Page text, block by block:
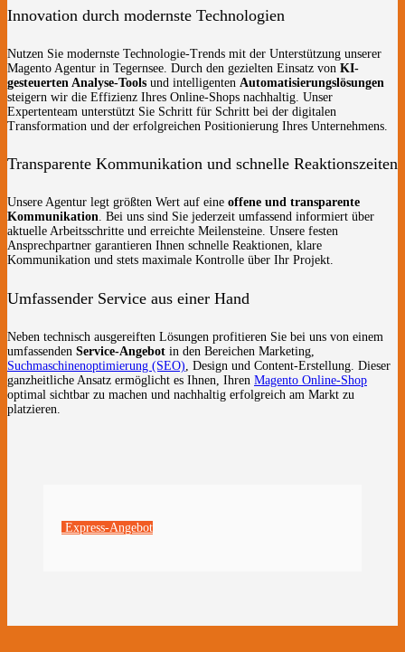
Innovation durch modernste Technologien
Nutzen Sie modernste Technologie-Trends mit der Unterstützung unserer
Magento Agentur in Tegernsee. Durch den gezielten Einsatz von KI-
gesteuerten Analyse-Tools und intelligenten Automatisierungslösungen
steigern wir die Effizienz Ihres Online-Shops nachhaltig. Unser
Expertenteam unterstützt Sie Schritt für Schritt bei der digitalen
Transformation und der erfolgreichen Positionierung Ihres Unternehmens.
Transparente Kommunikation und schnelle Reaktionszeiten
Unsere Agentur legt größten Wert auf eine offene und transparente
Kommunikation. Bei uns sind Sie jederzeit umfassend informiert über
aktuelle Arbeitsschritte und erreichte Meilensteine. Unsere festen
Ansprechpartner garantieren Ihnen schnelle Reaktionen, klare
Kommunikation und stets maximale Kontrolle über Ihr Projekt.
Umfassender Service aus einer Hand
Neben technisch ausgereiften Lösungen profitieren Sie bei uns von einem
umfassenden Service-Angebot in den Bereichen Marketing,
Suchmaschinenoptimierung (SEO), Design und Content-Erstellung. Dieser
ganzheitliche Ansatz ermöglicht es Ihnen, Ihren Magento Online-Shop
optimal sichtbar zu machen und nachhaltig erfolgreich am Markt zu
platzieren.
Express-Angebot